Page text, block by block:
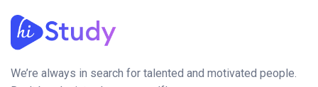
We’re always in search for talented and motivated people.